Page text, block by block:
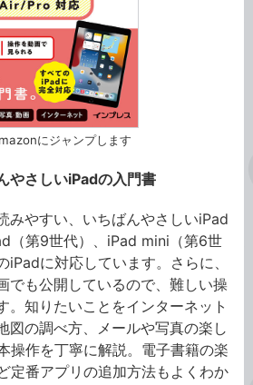
にジャンプします
やさしいiPadの入門書
みやすい、いちばんやさしいiPad
（第9世代）、iPad mini（第6世
iPadに対応しています。さらに、
でも公開しているので、難しい操
。知りたいことをインターネット
図の調べ方、メールや写真の楽し
操作を丁寧に解説。電子書籍の楽
定番アプリの追加方法もよくわか